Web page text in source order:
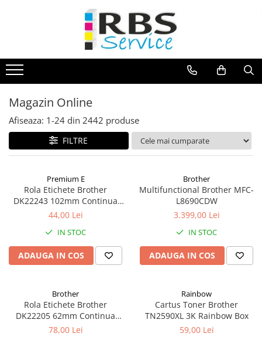
Echipamente de printare
Imprimante
Format mare - plotter
Imprimante Laser
Imprimante LED
Imprimante termice portabile
Multifunctionale
Multifunctionale cu cerneala
Multifunctionale Laser
Multifunctionale LED
Scanere portabile
Consumabile echipamente
Cartușe
Flacoane Cerneală
Magazin Online
Afiseaza: 1-24 din 2442 produse
FILTRE
Premium E
Rola Etichete Brother
DK22243 102mm Continua
Premium E
44,00 Lei
IN STOC
ADAUGA IN COS
Brother
Multifunctional Brother MFC-
L8690CDW
3.399,00 Lei
IN STOC
ADAUGA IN COS
Brother
Rola Etichete Brother
DK22205 62mm Continua
OEM
78,00 Lei
Rainbow
Cartus Toner Brother
TN2590XL 3K Rainbow Box
59,00 Lei